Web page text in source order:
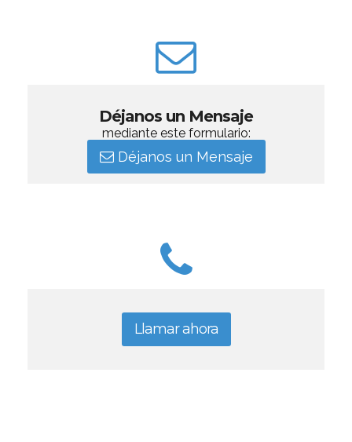
Déjanos un Mensaje
mediante este formulario:
Déjanos un Mensaje
Llamar ahora